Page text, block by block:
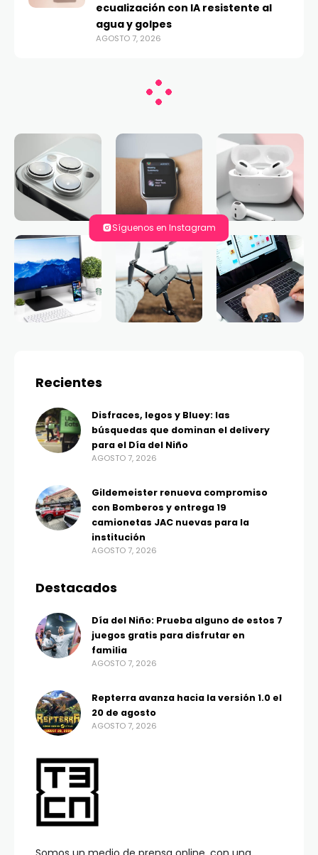
ecualización con IA resistente al
agua y golpes
AGOSTO 7, 2026
Síguenos en Instagram
Recientes
Disfraces, legos y Bluey: las
búsquedas que dominan el delivery
para el Día del Niño
AGOSTO 7, 2026
Gildemeister renueva compromiso
con Bomberos y entrega 19
camionetas JAC nuevas para la
institución
AGOSTO 7, 2026
Destacados
Día del Niño: Prueba alguno de estos 7
juegos gratis para disfrutar en
familia
AGOSTO 7, 2026
Repterra avanza hacia la versión 1.0 el
20 de agosto
AGOSTO 7, 2026